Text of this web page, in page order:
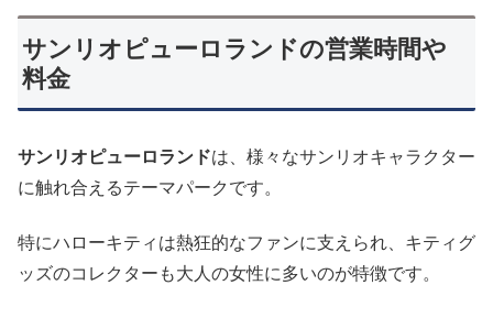
サンリオピューロランドの営業時間や
料金
サンリオピューロランドは、様々なサンリオキャラクター
に触れ合えるテーマパークです。
特にハローキティは熱狂的なファンに支えられ、キティグ
ッズのコレクターも大人の女性に多いのが特徴です。